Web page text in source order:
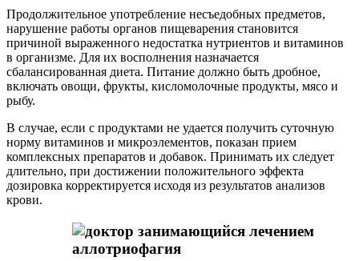
Продолжительное употребление несъедобных предметов,
нарушение работы органов пищеварения становится
причиной выраженного недостатка нутриентов и витаминов
в организме. Для их восполнения назначается
сбалансированная диета. Питание должно быть дробное,
включать овощи, фрукты, кисломолочные продукты, мясо и
рыбу.
В случае, если с продуктами не удается получить суточную
норму витаминов и микроэлементов, показан прием
комплексных препаратов и добавок. Принимать их следует
длительно, при достижении положительного эффекта
дозировка корректируется исходя из результатов анализов
крови.